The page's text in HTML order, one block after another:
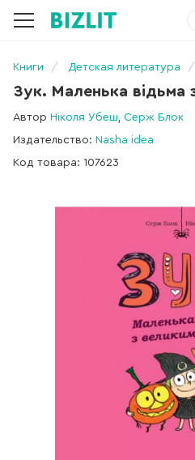
Книги Детская литература
Зук. Маленька відьма
Автор Ніколя Убеш, Серж Блок
Издательство: Nasha idea
Код товара: 107623